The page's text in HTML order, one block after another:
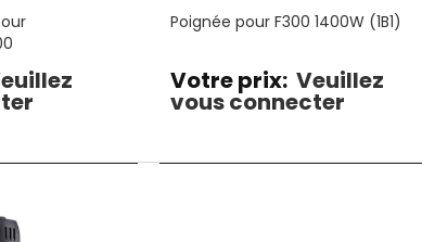
Poignée pour F300 1400W (1B1)
Votre prix: Veuillez
vous connecter